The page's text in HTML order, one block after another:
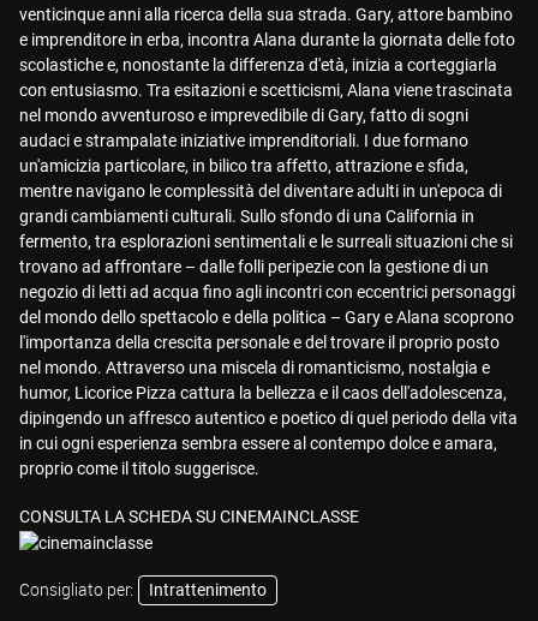
venticinque anni alla ricerca della sua strada. Gary, attore bambino
e imprenditore in erba, incontra Alana durante la giornata delle foto
scolastiche e, nonostante la differenza d'età, inizia a corteggiarla
con entusiasmo. Tra esitazioni e scetticismi, Alana viene trascinata
nel mondo avventuroso e imprevedibile di Gary, fatto di sogni
audaci e strampalate iniziative imprenditoriali. I due formano
un'amicizia particolare, in bilico tra affetto, attrazione e sfida,
mentre navigano le complessità del diventare adulti in un'epoca di
grandi cambiamenti culturali. Sullo sfondo di una California in
fermento, tra esplorazioni sentimentali e le surreali situazioni che si
trovano ad affrontare – dalle folli peripezie con la gestione di un
negozio di letti ad acqua fino agli incontri con eccentrici personaggi
del mondo dello spettacolo e della politica – Gary e Alana scoprono
l'importanza della crescita personale e del trovare il proprio posto
nel mondo. Attraverso una miscela di romanticismo, nostalgia e
humor, Licorice Pizza cattura la bellezza e il caos dell'adolescenza,
dipingendo un affresco autentico e poetico di quel periodo della vita
in cui ogni esperienza sembra essere al contempo dolce e amara,
proprio come il titolo suggerisce.
CONSULTA LA SCHEDA SU CINEMAINCLASSE
Consigliato per: Intrattenimento